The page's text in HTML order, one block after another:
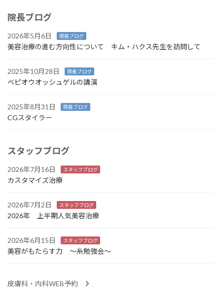
院長ブログ
2026年5月6日 院長ブログ
美容治療の進む方向性について キム・ハクス先生を訪問して
2025年10月28日 院長ブログ
ベピオウオッシュゲルの講演
2025年8月31日 院長ブログ
CGスタイラー
スタッフブログ
2026年7月16日 スタッフブログ
カスタマイズ治療
2026年7月2日 スタッフブログ
2026年 上半期人気美容治療
2026年6月15日 スタッフブログ
美容がもたらす力 ～糸勉強会～
皮膚科・内科WEB予約